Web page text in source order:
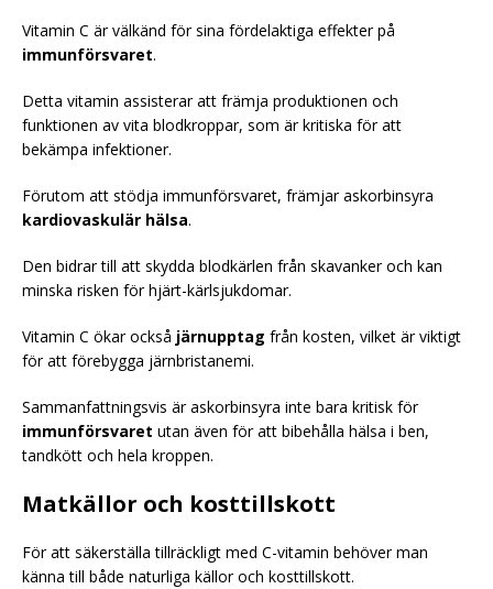
Vitamin C är välkänd för sina fördelaktiga effekter på
immunförsvaret.
Detta vitamin assisterar att främja produktionen och
funktionen av vita blodkroppar, som är kritiska för att
bekämpa infektioner.
Förutom att stödja immunförsvaret, främjar askorbinsyra
kardiovaskulär hälsa.
Den bidrar till att skydda blodkärlen från skavanker och kan
minska risken för hjärt-kärlsjukdomar.
Vitamin C ökar också järnupptag från kosten, vilket är viktigt
för att förebygga järnbristanemi.
Sammanfattningsvis är askorbinsyra inte bara kritisk för
immunförsvaret utan även för att bibehålla hälsa i ben,
tandkött och hela kroppen.
Matkällor och kosttillskott
För att säkerställa tillräckligt med C-vitamin behöver man
känna till både naturliga källor och kosttillskott.